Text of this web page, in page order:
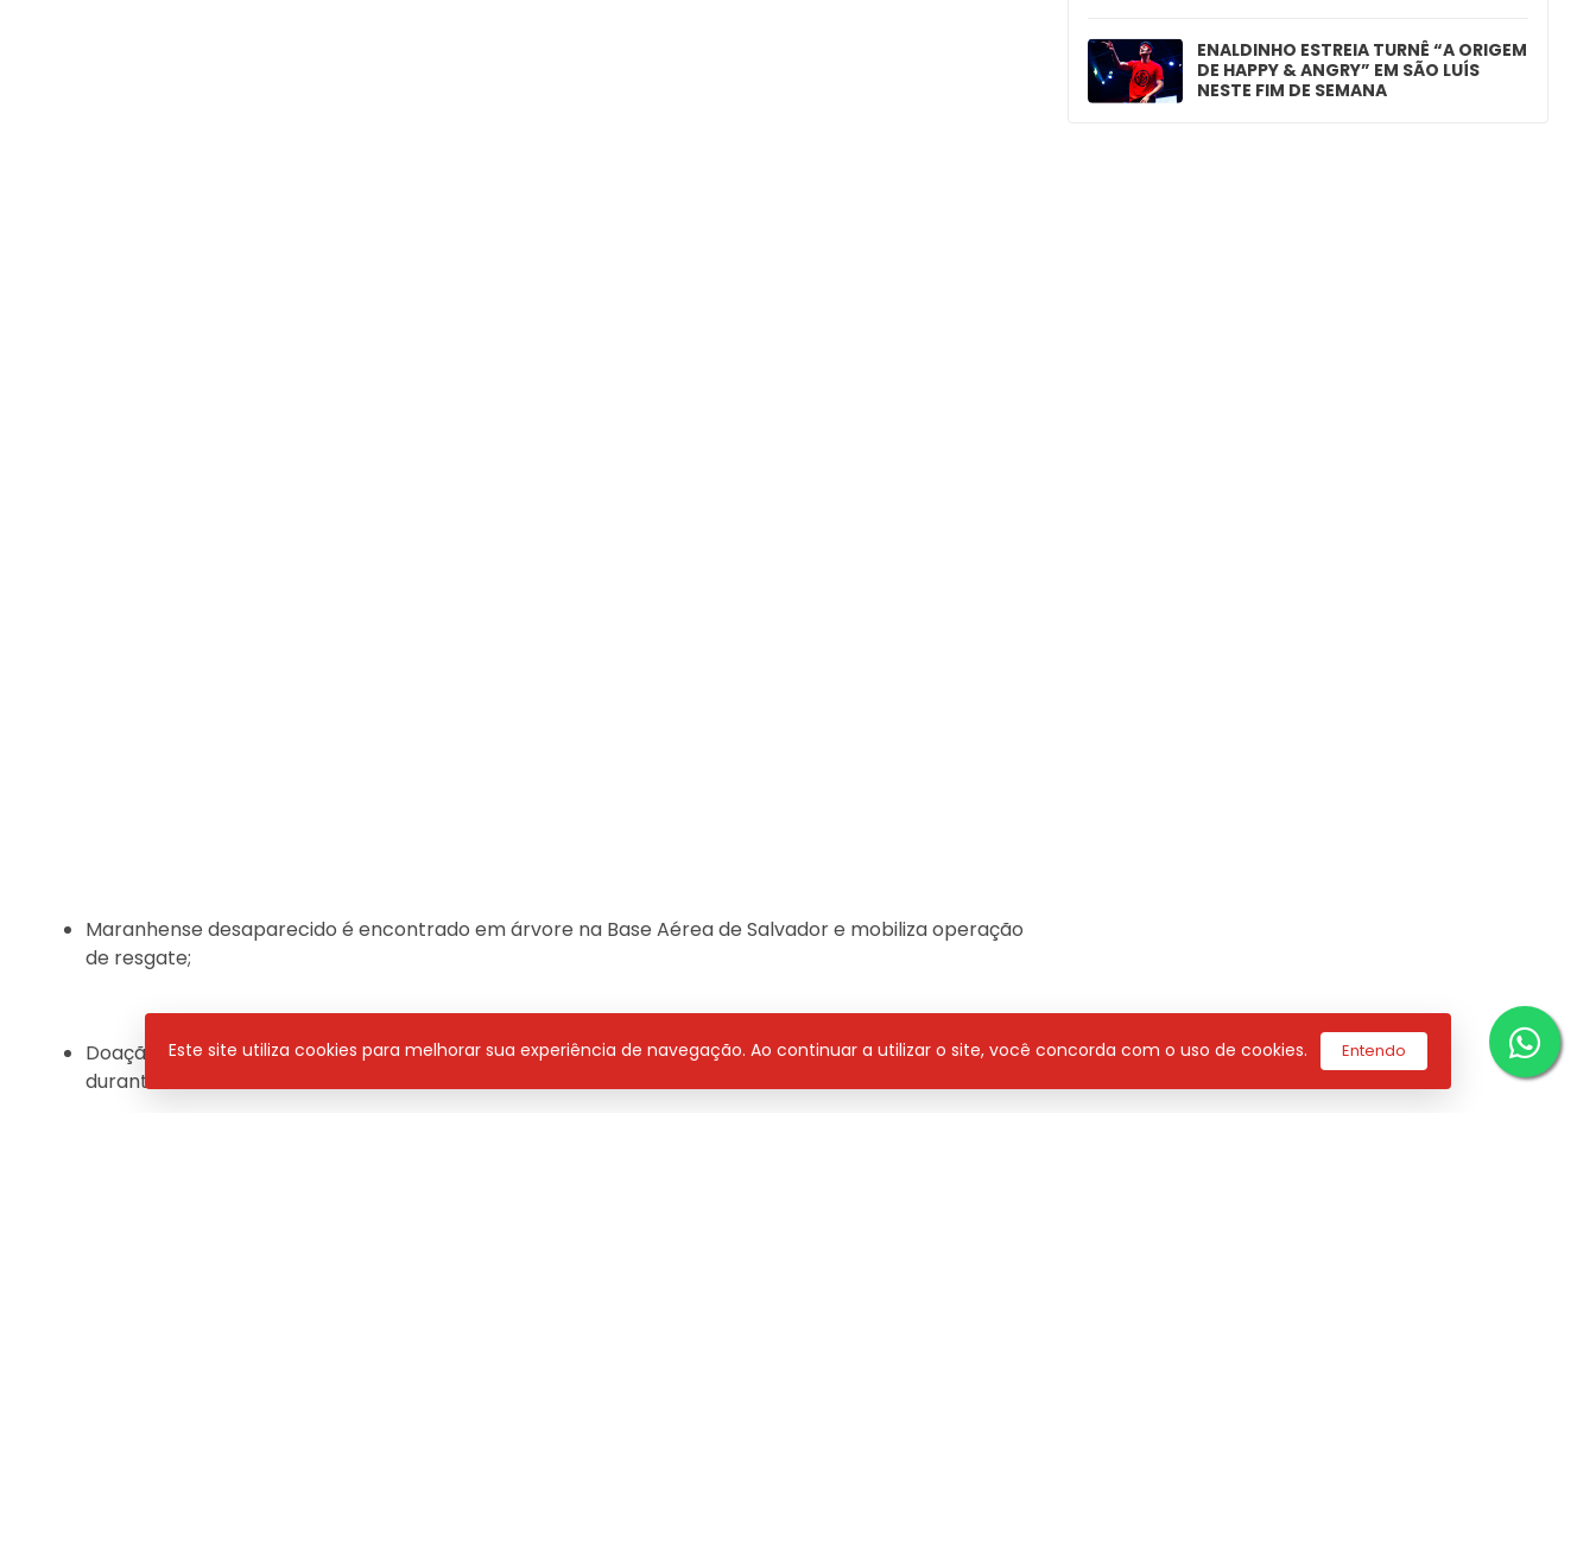
Maranhense desaparecido é encontrado em árvore na Base Aérea de Salvador e mobiliza operação
de resgate;
Doação de sangue nos shoppings: Hemomar lança campanha itinerante para reforçar estoques
durante o São João
ENALDINHO ESTREIA TURNÊ “A ORIGEM
DE HAPPY & ANGRY” EM SÃO LUÍS
NESTE FIM DE SEMANA
Este site utiliza cookies para melhorar sua experiência de navegação. Ao continuar a utilizar o site, você concorda com o uso de cookies. Entendo